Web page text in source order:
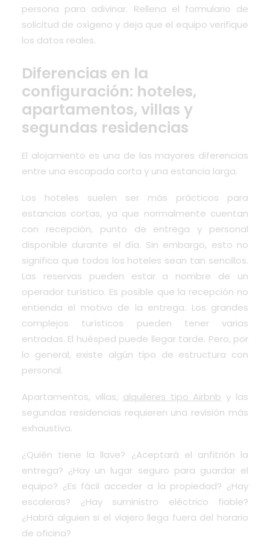
persona para adivinar. Rellena el formulario de
solicitud de oxígeno y deja que el equipo verifique
los datos reales.
Diferencias en la
configuración: hoteles,
apartamentos, villas y
segundas residencias
El alojamiento es una de las mayores diferencias
entre una escapada corta y una estancia larga.
Los hoteles suelen ser más prácticos para
estancias cortas, ya que normalmente cuentan
con recepción, punto de entrega y personal
disponible durante el día. Sin embargo, esto no
significa que todos los hoteles sean tan sencillos.
Las reservas pueden estar a nombre de un
operador turístico. Es posible que la recepción no
entienda el motivo de la entrega. Los grandes
complejos turísticos pueden tener varias
entradas. El huésped puede llegar tarde. Pero, por
lo general, existe algún tipo de estructura con
personal.
Apartamentos, villas, alquileres tipo Airbnb y las
segundas residencias requieren una revisión más
exhaustiva.
¿Quién tiene la llave? ¿Aceptará el anfitrión la
entrega? ¿Hay un lugar seguro para guardar el
equipo? ¿Es fácil acceder a la propiedad? ¿Hay
escaleras? ¿Hay suministro eléctrico fiable?
¿Habrá alguien si el viajero llega fuera del horario
de oficina?